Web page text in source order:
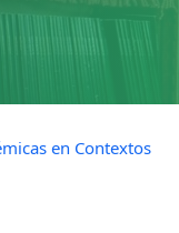
en Contextos